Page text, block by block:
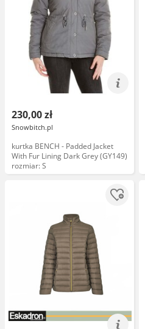
230,00 zł
Snowbitch.pl
kurtka BENCH - Padded Jacket
With Fur Lining Dark Grey (GY149)
rozmiar: S